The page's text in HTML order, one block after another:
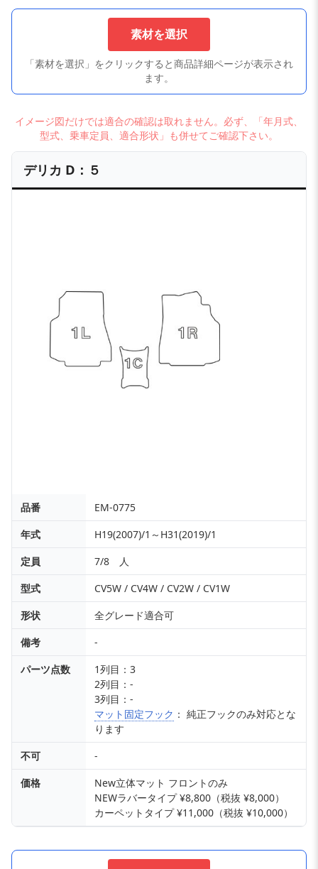
素材を選択
「素材を選択」をクリックすると商品詳細ページが表示され
ます。
イメージ図だけでは適合の確認は取れません。必ず、「年月式、
型式、乗車定員、適合形状」も併せてご確認下さい。
デリカ D：５
品番
EM-0775
年式
H19(2007)/1～H31(2019)/1
定員
7/8 人
型式
CV5W / CV4W / CV2W / CV1W
形状
全グレード適合可
備考
-
パーツ点数
1列目：3
2列目：-
3列目：-
マット固定フック ： 純正フックのみ対応とな
ります
不可
-
価格
New立体マット フロントのみ
NEWラバータイプ ¥8,800（税抜 ¥8,000）
カーペットタイプ ¥11,000（税抜 ¥10,000）